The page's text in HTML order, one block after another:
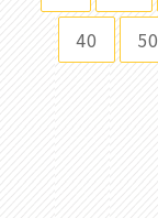
40
50